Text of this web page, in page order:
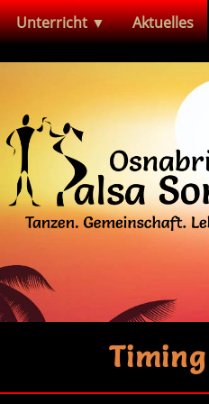
Unterricht ▼ Aktuelles
Timing